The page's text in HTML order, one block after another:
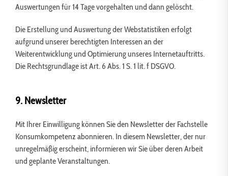
Auswertungen für 14 Tage vorgehalten und dann gelöscht.
Die Erstellung und Auswertung der Webstatistiken erfolgt
aufgrund unserer berechtigten Interessen an der
Weiterentwicklung und Optimierung unseres Internetauftritts.
Die Rechtsgrundlage ist Art. 6 Abs. 1 S. 1 lit. f DSGVO.
9. Newsletter
Mit Ihrer Einwilligung können Sie den Newsletter der Fachstelle
Konsumkompetenz abonnieren. In diesem Newsletter, der nur
unregelmäßig erscheint, informieren wir Sie über deren Arbeit
und geplante Veranstaltungen.